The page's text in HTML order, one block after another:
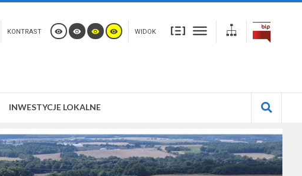
KONTRAST WIDOK
INWESTYCJE LOKALNE